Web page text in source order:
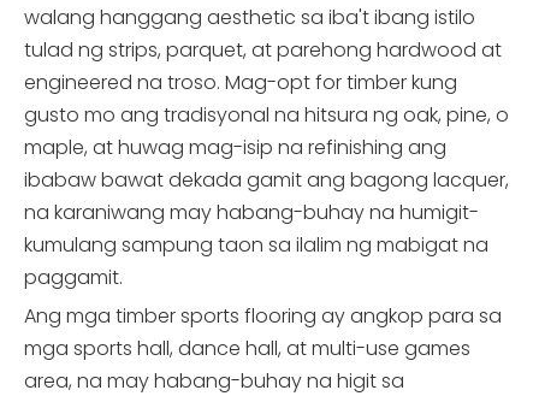
walang hanggang aesthetic sa iba't ibang istilo
tulad ng strips, parquet, at parehong hardwood at
engineered na troso. Mag-opt for timber kung
gusto mo ang tradisyonal na hitsura ng oak, pine, o
maple, at huwag mag-isip na refinishing ang
ibabaw bawat dekada gamit ang bagong lacquer,
na karaniwang may habang-buhay na humigit-
kumulang sampung taon sa ilalim ng mabigat na
paggamit.
Ang mga timber sports flooring ay angkop para sa
mga sports hall, dance hall, at multi-use games
area, na may habang-buhay na higit sa